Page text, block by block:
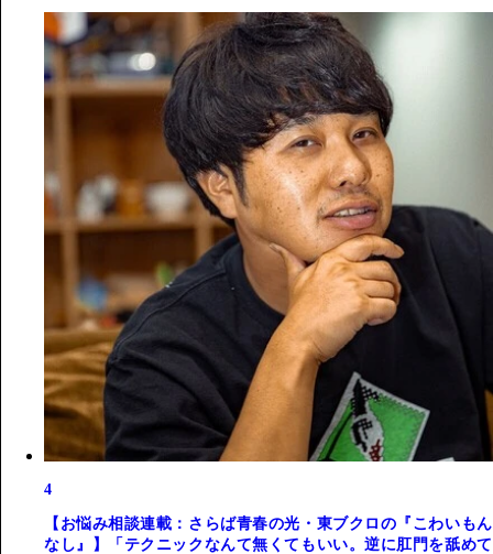
4
【お悩み相談連載：さらば青春の光・東ブクロの『こわいもん
なし』】「テクニックなんて無くてもいい。逆に肛門を舐めて